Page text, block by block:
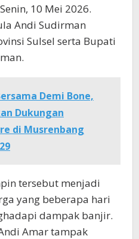
10 Mei 2026.
Andi Sudirman
Sulsel serta Bupati
Demi Bone,
Dukungan
di Musrenbang
tersebut menjadi
yang beberapa hari
dampak banjir.
Amar tampak